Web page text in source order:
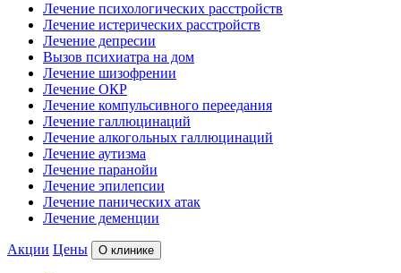
Лечение психологических расстройств
Лечение истерических расстройств
Лечение депресии
Вызов психиатра на дом
Лечение шизофрении
Лечение ОКР
Лечение компульсивного переедания
Лечение галлюцинаций
Лечение алкогольных галлюцинаций
Лечение аутизма
Лечение паранойи
Лечение эпилепсии
Лечение панических атак
Лечение деменции
Акции Цены О клинике